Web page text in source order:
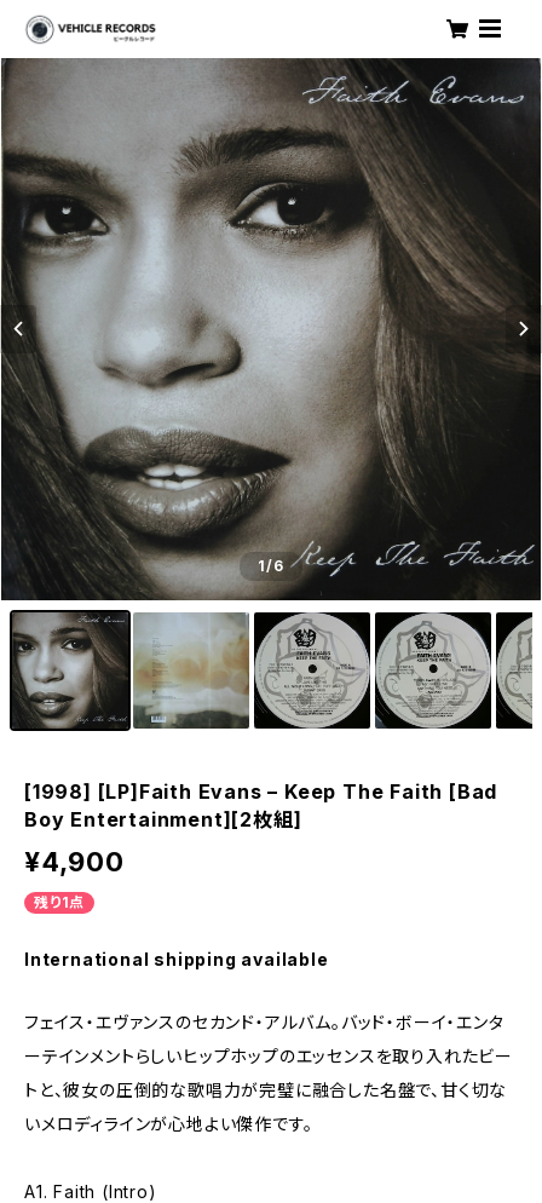
1/6
[1998] [LP]Faith Evans – Keep The Faith [Bad
Boy Entertainment][2枚組]
¥4,900
残り1点
International shipping available
フェイス・エヴァンスのセカンド・アルバム。バッド・ボーイ・エンタ
ーテインメントらしいヒップホップのエッセンスを取り入れたビー
トと、彼女の圧倒的な歌唱力が完璧に融合した名盤で、甘く切な
いメロディラインが心地よい傑作です。
A1. Faith (Intro)